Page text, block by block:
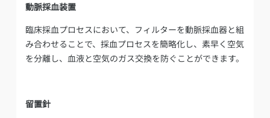
動脈採血装置
臨床採血プロセスにおいて、フィルターを動脈採血器と組
み合わせることで、採血プロセスを簡略化し、素早く空気
を分離し、血液と空気のガス交換を防ぐことができます。
留置針